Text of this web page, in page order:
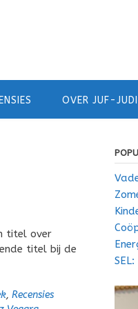
OVER JUF-
titel over
titel bij de
, Recensies